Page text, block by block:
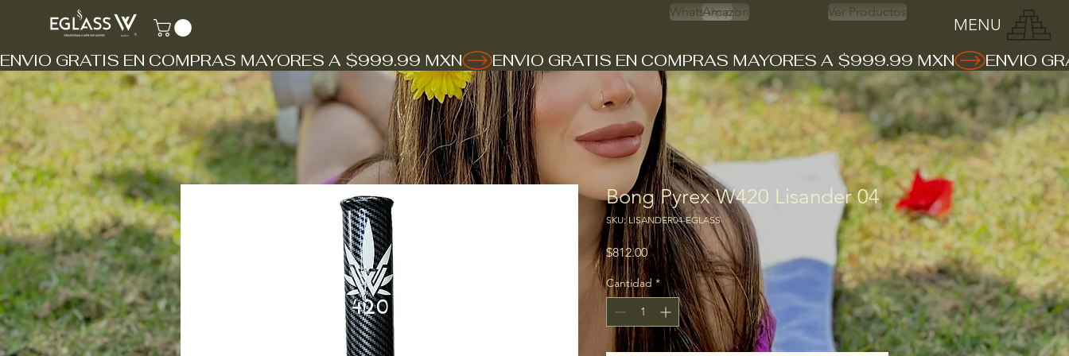
Whats App
Amazon Ver Productos
MENU
ENVIO GRATIS EN COMPRAS MAYORES A $999.99 MXN
Bong Pyrex W420 Lisander 04
SKU: LISANDER04-EGLASS
$812.00Precio
Cantidad *